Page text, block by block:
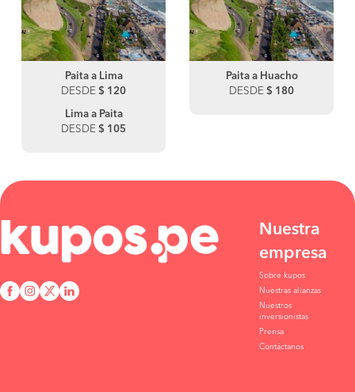
Paita a Lima
DESDE $ 120
Lima a Paita
DESDE $ 105
Paita a Huacho
DESDE $ 180
Nuestra
empresa
Sobre kupos
Nuestras alianzas
Nuestros
inversionistas
Prensa
Contáctanos